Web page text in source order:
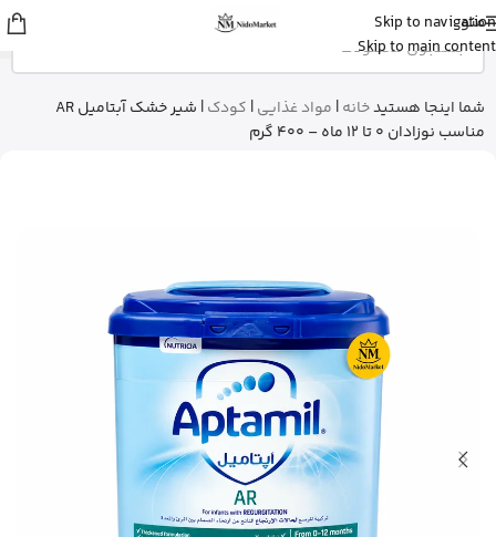
Skip to navigation
Skip to main content
منو
شما اینجا هستیدخانه| مواد غذایی| کودک|
شیر خشک آبتامیل AR
مناسب نوزادان 0 تا 12 ماه – 400 گرم
زهرااز گرگان
کپسول پریورین بایر آلمان رو خرید کرد